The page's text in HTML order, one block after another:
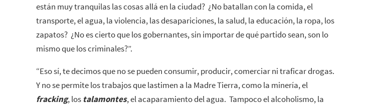
están muy tranquilas las cosas allá en la ciudad? ¿No batallan con la comida, el
transporte, el agua, la violencia, las desapariciones, la salud, la educación, la ropa, los
zapatos? ¿No es cierto que los gobernantes, sin importar de qué partido sean, son lo
mismo que los criminales?”.
“Eso sí, te decimos que no se pueden consumir, producir, comerciar ni traficar drogas.
Y no se permite los trabajos que lastimen a la Madre Tierra, como la minería, el
fracking, los talamontes, el acaparamiento del agua. Tampoco el alcoholismo, la